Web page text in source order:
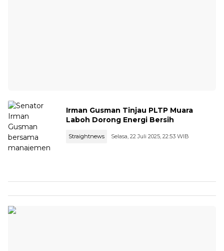
Irman Gusman Tinjau PLTP Muara
Laboh Dorong Energi Bersih
Straightnews Selasa, 22 Juli 2025, 22:53 WIB